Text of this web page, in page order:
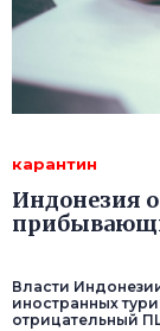
карантин
Индонезия
Власти
иностранных
отрицательный